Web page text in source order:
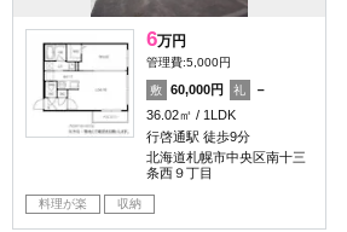
6万円
管理費:5,000円
敷 60,000円 礼
－
36.02㎡
1LDK
行啓通駅 徒歩9分
北海道札幌市中央区南十三
条西９丁目
料理が楽 収納